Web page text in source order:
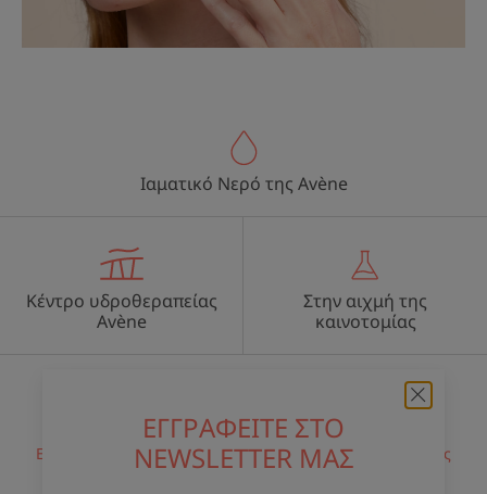
ΕΓΓΡΑΦΕΙΤΕ ΣΤΟ
NEWSLETTER ΜΑΣ
Ιαματικό Νερό της Avène
Κέντρο υδροθεραπείας
Avène
Στην αιχμή της
καινοτομίας
Λαβετε το ενημερωτικο δελτιο μας
Είμαστε πάντα εδώ για το δέρμα σας! Όλες οι συμβουλές
μας για την καθημερινή φροντίδα του δέρματός σας.